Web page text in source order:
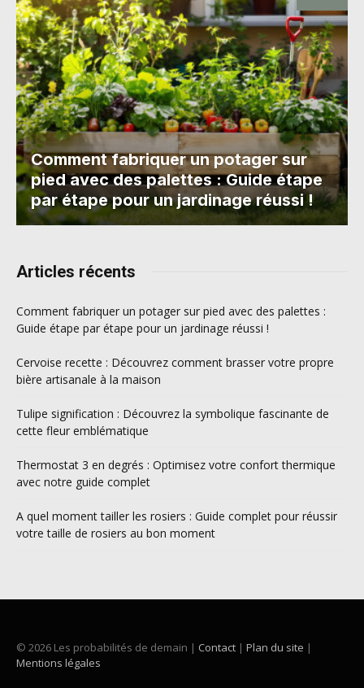
Comment fabriquer un potager sur
pied avec des palettes : Guide étape
par étape pour un jardinage réussi !
Articles récents
Comment fabriquer un potager sur pied avec des palettes :
Guide étape par étape pour un jardinage réussi !
Cervoise recette : Découvrez comment brasser votre propre
bière artisanale à la maison
Tulipe signification : Découvrez la symbolique fascinante de
cette fleur emblématique
Thermostat 3 en degrés : Optimisez votre confort thermique
avec notre guide complet
A quel moment tailler les rosiers : Guide complet pour réussir
votre taille de rosiers au bon moment
© 2026 Les probabilités de demain | Contact | Plan du site |
Mentions légales